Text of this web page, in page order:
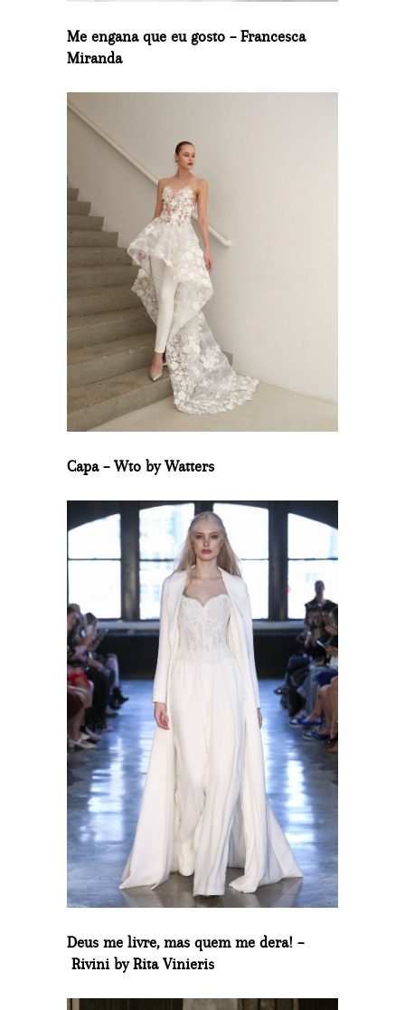
Me engana que eu gosto – Francesca
Miranda
Capa – Wto by Watters
Deus me livre, mas quem me dera! –
Rivini by Rita Vinieris